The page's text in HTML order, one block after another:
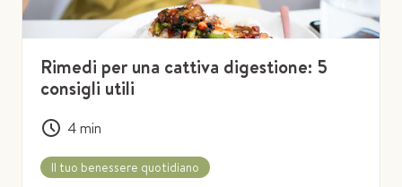
Rimedi per una cattiva digestione: 5
consigli utili
4min
Il tuo benessere quotidiano